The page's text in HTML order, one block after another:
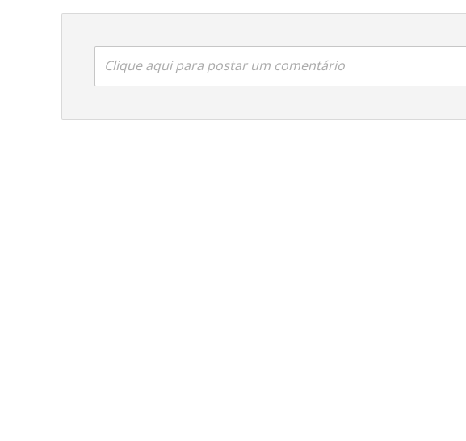
Clique aqui para postar um comentário